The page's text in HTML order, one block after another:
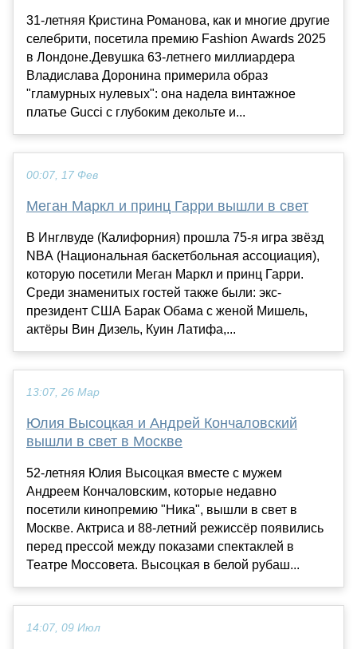
31-летняя Кристина Романова, как и многие другие
селебрити, посетила премию Fashion Awards 2025
в Лондоне.Девушка 63-летнего миллиардера
Владислава Доронина примерила образ
"гламурных нулевых": она надела винтажное
платье Gucci с глубоким декольте и...
00:07, 17 Фев
Меган Маркл и принц Гарри вышли в свет
В Инглвуде (Калифорния) прошла 75-я игра звёзд
NBA (Национальная баскетбольная ассоциация),
которую посетили Меган Маркл и принц Гарри.
Среди знаменитых гостей также были: экс-
президент США Барак Обама с женой Мишель,
актёры Вин Дизель, Куин Латифа,...
13:07, 26 Мар
Юлия Высоцкая и Андрей Кончаловский
вышли в свет в Москве
52-летняя Юлия Высоцкая вместе с мужем
Андреем Кончаловским, которые недавно
посетили кинопремию "Ника", вышли в свет в
Москве. Актриса и 88-летний режиссёр появились
перед прессой между показами спектаклей в
Театре Моссовета. Высоцкая в белой рубаш...
14:07, 09 Июл